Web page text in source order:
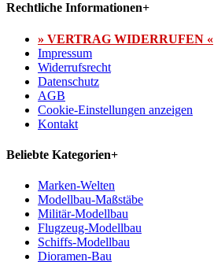
Rechtliche Informationen+
» VERTRAG WIDERRUFEN «
Impressum
Widerrufsrecht
Datenschutz
AGB
Cookie-Einstellungen anzeigen
Kontakt
Beliebte Kategorien+
Marken-Welten
Modellbau-Maßstäbe
Militär-Modellbau
Flugzeug-Modellbau
Schiffs-Modellbau
Dioramen-Bau